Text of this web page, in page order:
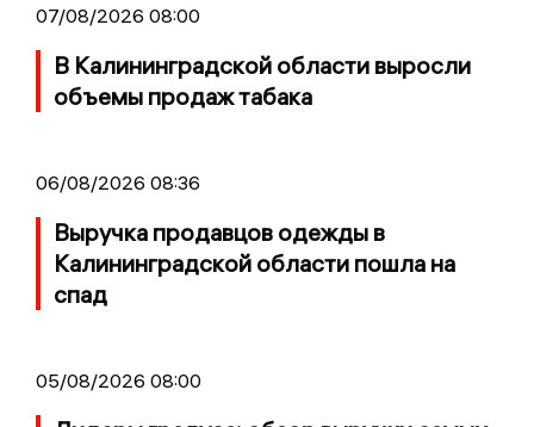
07/08/2026 08:00
В Калининградской области выросли
объемы продаж табака
06/08/2026 08:36
Выручка продавцов одежды в
Калининградской области пошла на
спад
05/08/2026 08:00